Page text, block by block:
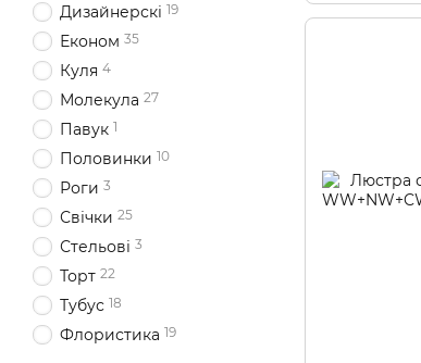
Дизайнерскі 19
Економ 35
Куля 4
Молекула 27
Павук 1
Половинки 10
Роги 3
Свічки 25
Стельові 3
Торт 22
Тубус 18
Флористика 19